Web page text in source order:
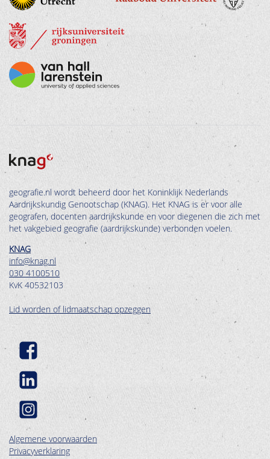
geografie.nl wordt beheerd door het Koninklijk Nederlands
Aardrijkskundig Genootschap (KNAG). Het KNAG is er voor alle
geografen, docenten aardrijkskunde en voor diegenen die zich met
het vakgebied geografie (aardrijkskunde) verbonden voelen.
KNAG
info@knag.nl
030 4100510
KvK 40532103
Lid worden of lidmaatschap opzeggen
Algemene voorwaarden
Privacyverklaring